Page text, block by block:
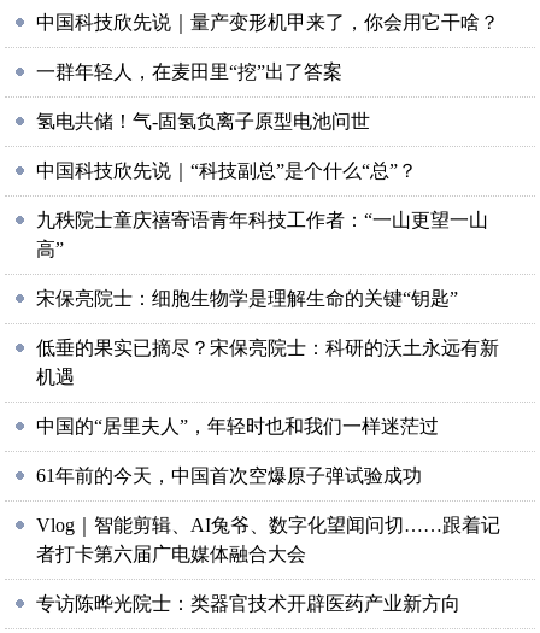
中国科技欣先说｜量产变形机甲来了，你会用它干啥？
一群年轻人，在麦田里“挖”出了答案
氢电共储！气-固氢负离子原型电池问世
中国科技欣先说｜“科技副总”是个什么“总”？
九秩院士童庆禧寄语青年科技工作者：“一山更望一山
高”
宋保亮院士：细胞生物学是理解生命的关键“钥匙”
低垂的果实已摘尽？宋保亮院士：科研的沃土永远有新
机遇
中国的“居里夫人”，年轻时也和我们一样迷茫过
61年前的今天，中国首次空爆原子弹试验成功
Vlog｜智能剪辑、AI兔爷、数字化望闻问切……跟着记
者打卡第六届广电媒体融合大会
专访陈晔光院士：类器官技术开辟医药产业新方向